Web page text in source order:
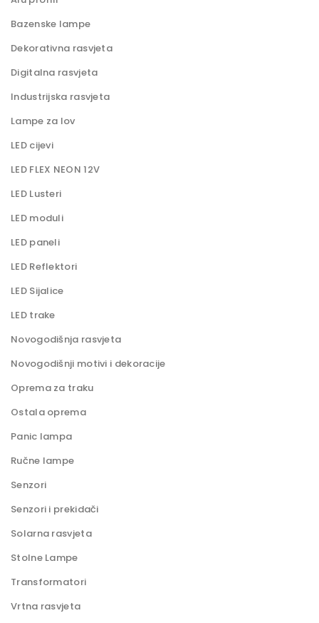
c
i
j
e
a
a
c
i
j
n
Bazenske lampe
Dekorativna rasvjeta
Digitalna rasvjeta
Industrijska rasvjeta
Lampe za lov
LED cijevi
LED FLEX NEON 12V
LED Lusteri
LED moduli
LED paneli
LED Reflektori
LED Sijalice
LED trake
Novogodišnja rasvjeta
Novogodišnji motivi i dekoracije
Oprema za traku
Ostala oprema
Panic lampa
Ručne lampe
Senzori
Senzori i prekidači
Solarna rasvjeta
Stolne Lampe
Transformatori
Vrtna rasvjeta